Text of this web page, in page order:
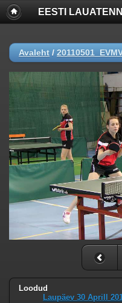
Deprecated: Function
/www/apache/domains/
Deprecated: The each()
suppressed on further calls in
/www/apache/domains/
on line293
EESTI
Avaleht /
Loodud
Laupäev 30 Aprill